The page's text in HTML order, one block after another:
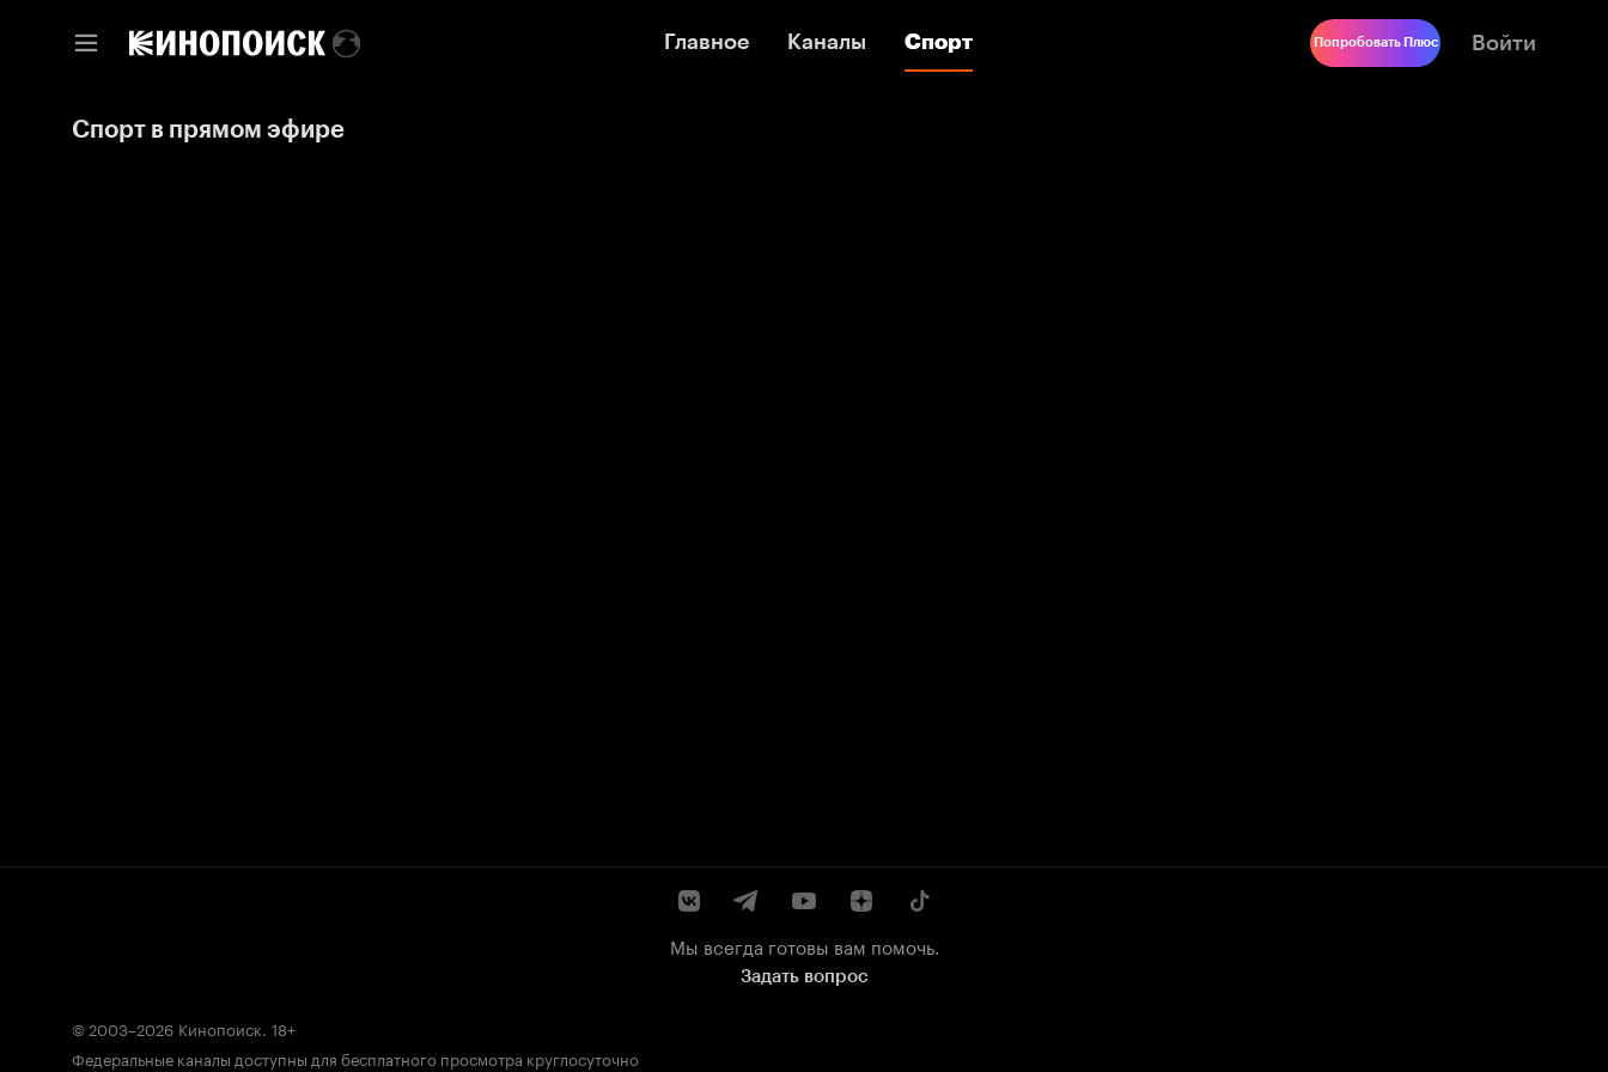
Главное Каналы Спорт
Главное Каналы Спорт Попробовать Плюс Войти
Спорт в прямом эфире
Мы всегда готовы вам помочь.
Задать вопрос
© 2003–2026 Кинопоиск. 18+
Федеральные каналы доступны для бесплатного просмотра круглосуточно